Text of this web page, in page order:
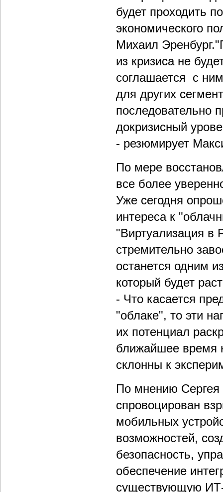
будет проходить
экономического
Михаил
из кризиса не
соглашается с
для других
последовательно
докризисный
- резюмирует
По мере
все более
Уже сегодня
интереса к
"Виртуализация в
стремительно
останется одним
который будет
- Что касается
"облаке", то эти
их потенциал
ближайшее время
склонны к
По мнению Сергея
спровоцирован
мобильных
возможностей,
безопасность,
обеспечение
существующую